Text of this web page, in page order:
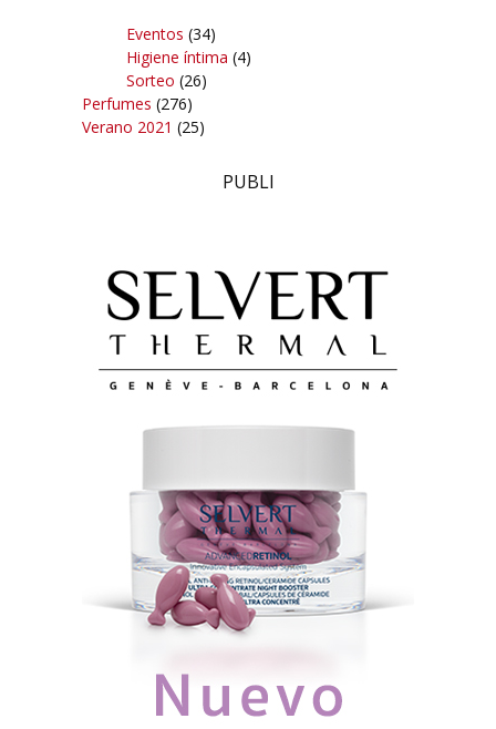
Eventos (34)
Higiene íntima (4)
Sorteo (26)
Perfumes (276)
Verano 2021 (25)
PUBLI